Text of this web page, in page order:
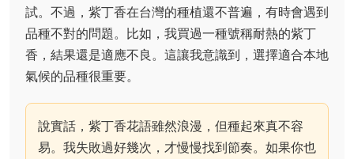
試。不過，紫丁香在台灣的種植還不普遍，有時會遇到
品種不對的問題。比如，我買過一種號稱耐熱的紫丁
香，結果還是適應不良。這讓我意識到，選擇適合本地
氣候的品種很重要。
說實話，紫丁香花語雖然浪漫，但種起來真不容
易。我失敗過好幾次，才慢慢找到節奏。如果你也